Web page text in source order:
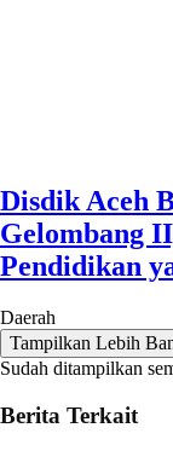
Disdik Aceh
Gelombang
Pendidikan
Daerah
Tampilkan Lebih
Sudah ditampilkan
Berita Terkait